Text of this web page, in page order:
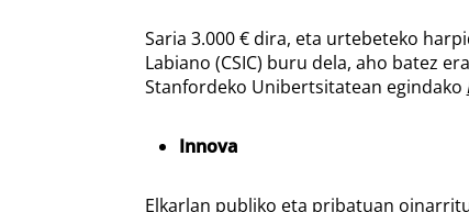
Saria 3.000 € dira, eta urtebeteko
Labiano (CSIC) buru dela, aho batez
Stanfordeko Unibertsitatean egindako
Innova
Elkarlan publiko eta pribatuan